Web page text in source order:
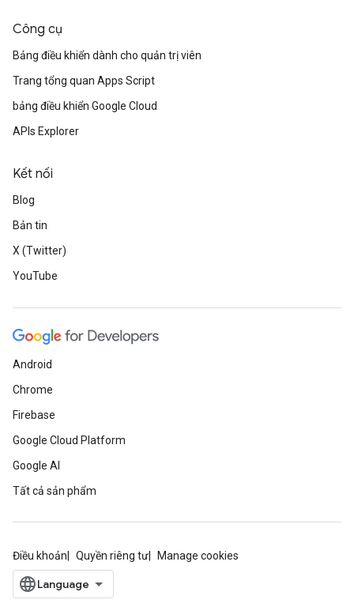
Công cụ
Bảng điều khiển dành cho quản trị viên
Trang tổng quan Apps Script
bảng điều khiển Google Cloud
APIs Explorer
Kết nối
Blog
Bản tin
X (Twitter)
YouTube
Android
Chrome
Firebase
Google Cloud Platform
Google AI
Tất cả sản phẩm
Điều khoản Quyền riêng tư Manage cookies